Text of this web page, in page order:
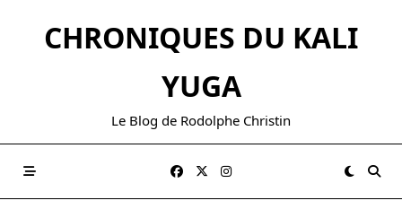
contentCHRONIQUES DU KALI
YUGA
Le Blog de Rodolphe Christin